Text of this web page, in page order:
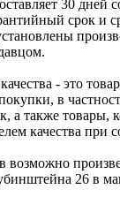
30 дней
срок и
- это
в
а также товары,
качества при
возможно
26 в